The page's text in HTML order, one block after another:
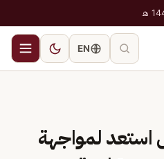
EN
استعد لمواجهة